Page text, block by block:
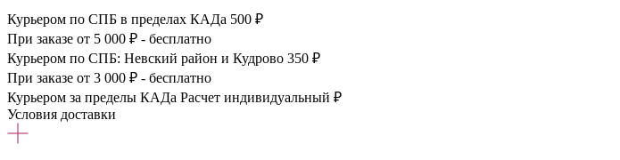
Курьером по СПБ в пределах КАДа 500 ₽
При заказе от 5 000 ₽ - бесплатно
Курьером по СПБ: Невский район и Кудрово 350 ₽
При заказе от 3 000 ₽ - бесплатно
Курьером за пределы КАДа Расчет индивидуальный ₽
Условия доставки